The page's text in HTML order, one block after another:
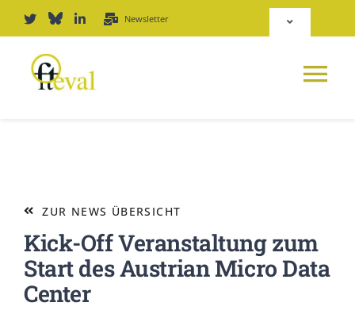
Inhalt
springen
Newsletter
Toggle
Deutsch
Login
JOURNAL
PODCAST
ZUR NEWS ÜBERSICHT
Kick-Off Veranstaltung zum
Start des Austrian Micro Data
Center